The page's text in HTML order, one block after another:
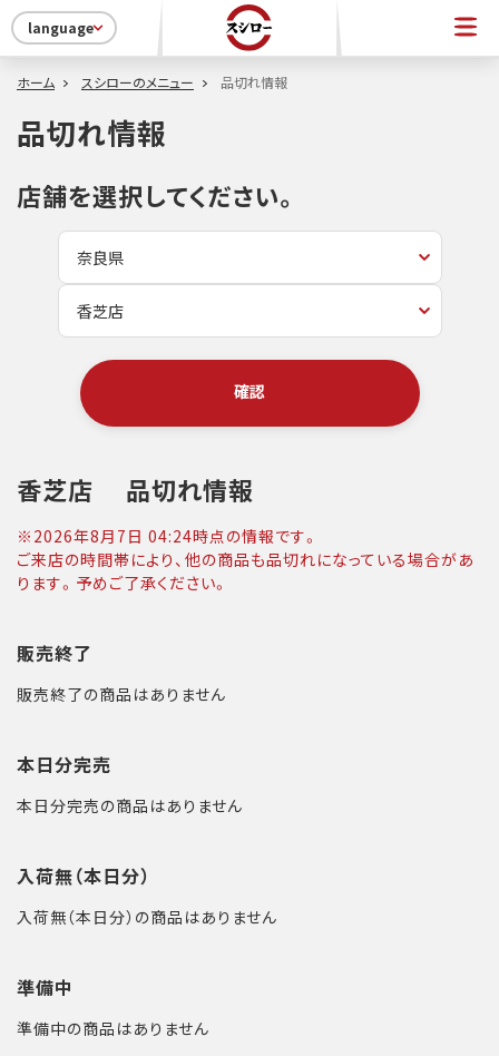
language
ホーム スシローのメニュー 品切れ情報
品切れ情報
店舗を選択してください。
確認
香芝店 品切れ情報
※ 2026年8月7日 04:24時点の情報です。
ご来店の時間帯により、他の商品も品切れになっている場合があ
ります。予めご了承ください。
販売終了
販売終了の商品はありません
本日分完売
本日分完売の商品はありません
入荷無（本日分）
入荷無（本日分）の商品はありません
準備中
準備中の商品はありません